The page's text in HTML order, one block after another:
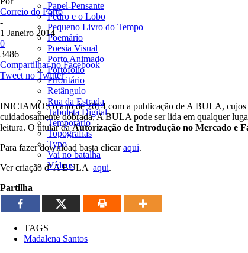
Papel-Pensante
Pedro e o Lobo
Pequeno Livro do Tempo
Poemário
Poesia Visual
Porto Animado
Portofólio
Prioritário
Retângulo
Rua da Estrada
Tabuleta Digital
Temporário
Topografias
Typo
Vai no batalha
Vídeos
Correio do Porto
-
1 Janeiro 2014
0
3486
Compartilhar no Facebook
Tweet no Twitter
INICIAMOS o ano de 2014 com a publicação de A BULA,
cuidadosamente dobrada, A BULA pode ser lida em qualquer
leitura. O titular daAutorização de Introdução no Mercado e
Para fazer download basta clicaraqui.
Ver criação d’ A BULA aqui.
Partilha
TAGS
Madalena Santos